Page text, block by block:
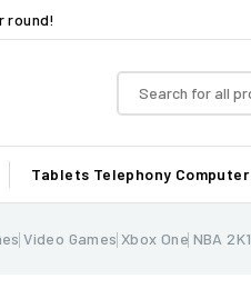
round!
Tablets Telephony
Video Games Xbox One NBA